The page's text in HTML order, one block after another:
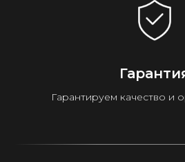
Гарантируем качество и